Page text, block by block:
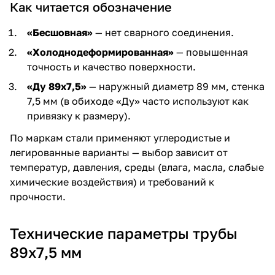
Как читается обозначение
«Бесшовная» — нет сварного соединения.
«Холоднодеформированная» — повышенная
точность и качество поверхности.
«Ду 89х7,5» — наружный диаметр 89 мм, стенка
7,5 мм (в обиходе «Ду» часто используют как
привязку к размеру).
По маркам стали применяют углеродистые и
легированные варианты — выбор зависит от
температур, давления, среды (влага, масла, слабые
химические воздействия) и требований к
прочности.
Технические параметры трубы
89х7,5 мм